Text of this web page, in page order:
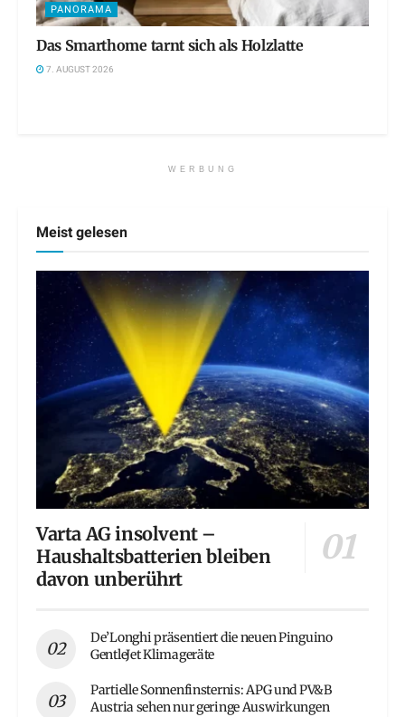
PANORAMA
Das Smarthome tarnt sich als Holzlatte
7. AUGUST 2026
WERBUNG
Meist gelesen
Varta AG insolvent –
Haushaltsbatterien bleiben
davon unberührt
De’Longhi präsentiert die neuen Pinguino
GentleJet Klimageräte
Partielle Sonnenfinsternis: APG und PV&B
Austria sehen nur geringe Auswirkungen